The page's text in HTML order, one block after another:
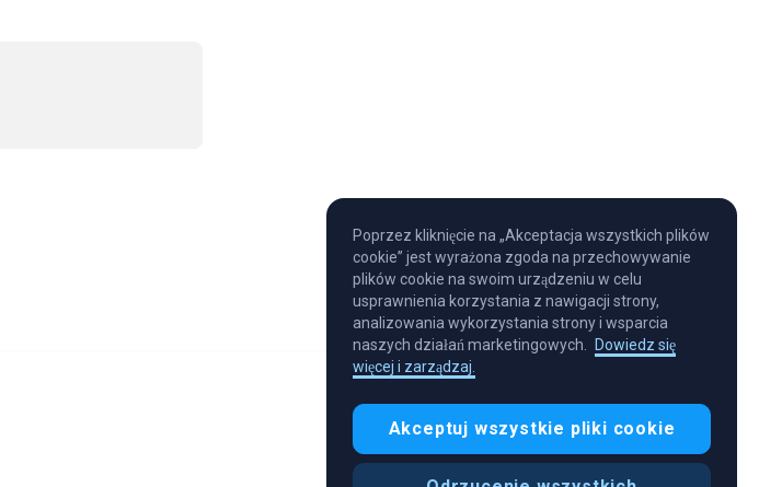
Poprzez kliknięcie na „Akceptacja wszystkich plików
cookie” jest wyrażona zgoda na przechowywanie
plików cookie na swoim urządzeniu w celu
usprawnienia korzystania z nawigacji strony,
analizowania wykorzystania strony i wsparcia
naszych działań marketingowych.
Dowiedz się
więcej i zarządzaj.
Akceptuj wszystkie pliki cookie